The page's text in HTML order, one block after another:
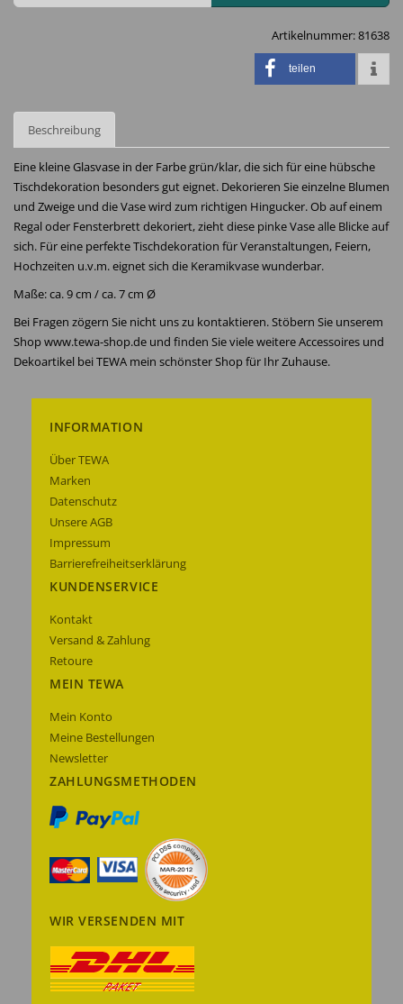
Artikelnummer:81638
teilen
Beschreibung
Eine kleine Glasvase in der Farbe grün/klar, die sich für eine hübsche
Tischdekoration besonders gut eignet. Dekorieren Sie einzelne Blumen
und Zweige und die Vase wird zum richtigen Hingucker. Ob auf einem
Regal oder Fensterbrett dekoriert, zieht diese pinke Vase alle Blicke auf
sich. Für eine perfekte Tischdekoration für Veranstaltungen, Feiern,
Hochzeiten u.v.m. eignet sich die Keramikvase wunderbar.
Maße: ca. 9 cm / ca. 7 cm Ø
Bei Fragen zögern Sie nicht uns zu kontaktieren. Stöbern Sie unserem
Shop www.tewa-shop.de und finden Sie viele weitere Accessoires und
Dekoartikel bei TEWA mein schönster Shop für Ihr Zuhause.
INFORMATION
Über TEWA
Marken
Datenschutz
Unsere AGB
Impressum
Barrierefreiheitserklärung
KUNDENSERVICE
Kontakt
Versand & Zahlung
Retoure
MEIN TEWA
Mein Konto
Meine Bestellungen
Newsletter
ZAHLUNGSMETHODEN
WIR VERSENDEN MIT